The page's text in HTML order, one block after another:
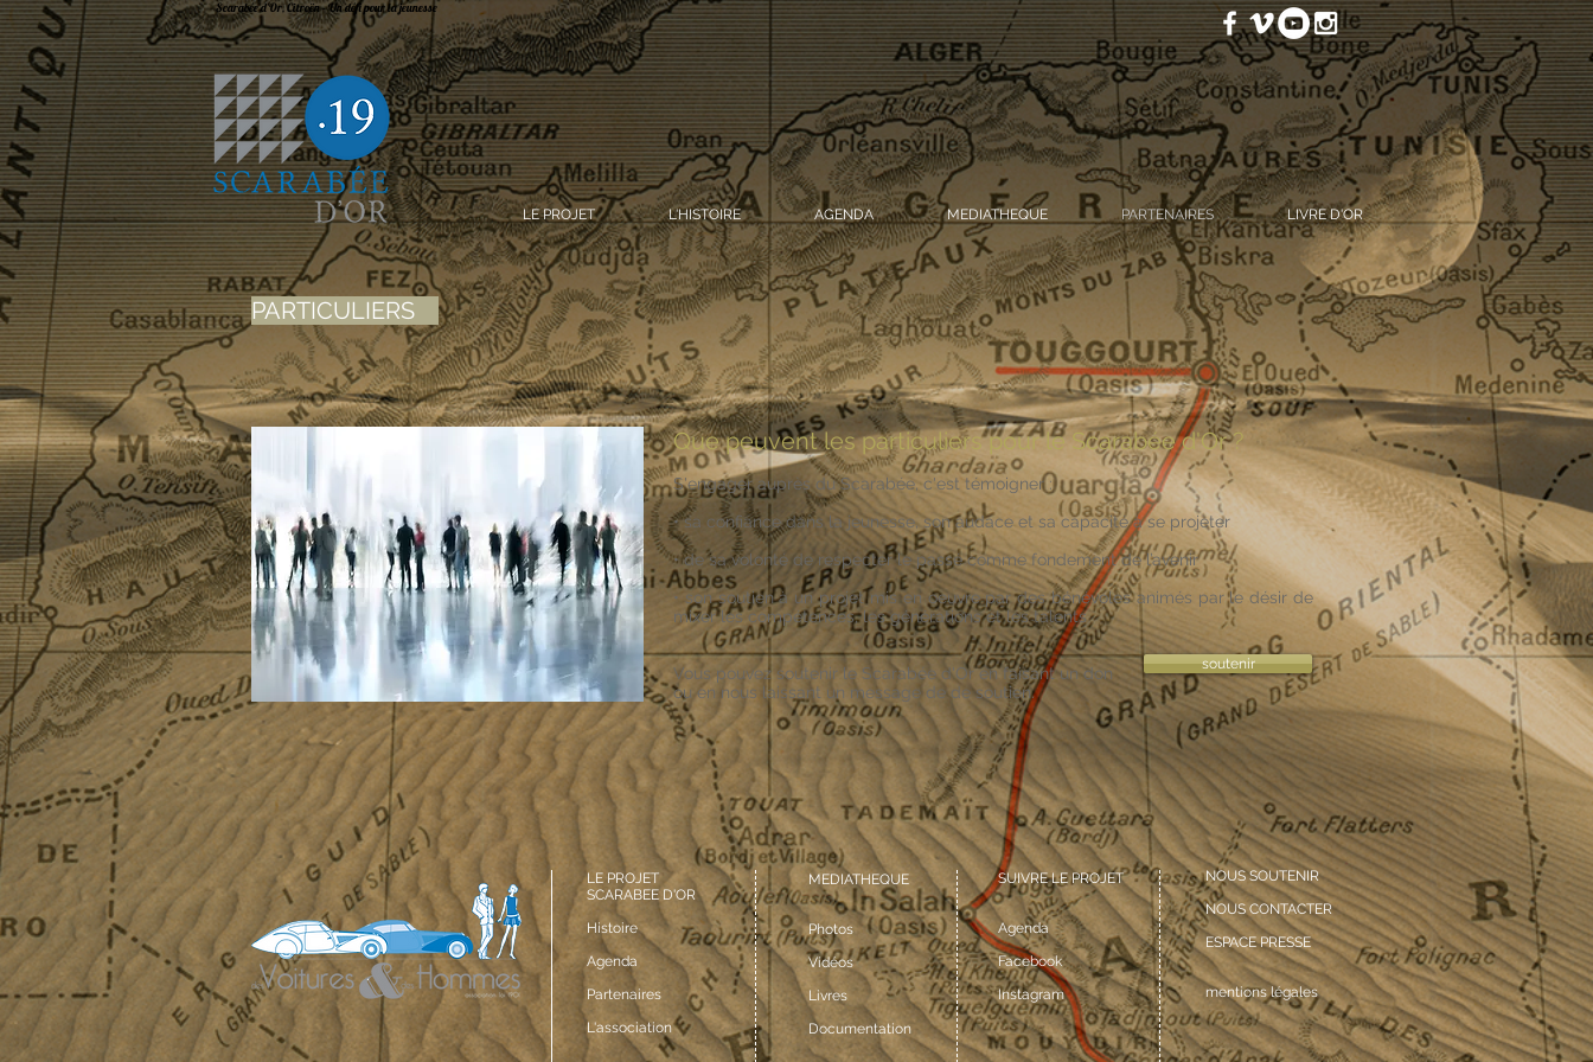
Scarabée d'Or, Citroën - Un défi pour la jeunesse
LE PROJET L'HISTOIRE AGENDA MEDIATHEQUE PARTENAIRES LIVRE D'OR
PARTICULIERS
Que peuvent les particuliers pour le Scarabée d'Or ?
S'engager auprès du Scarabée, c'est témoigner :
• sa confiance dans la jeunesse, son audace et sa capacité à se projeter
• de sa volonté de respecter le passé comme fondement de l’avenir
• son soutien à un projet mis en oeuvre par des bénévoles animés par le désir de
mixer les compétences, les générations et les talents
Vous pouvez soutenir le Scarabée d'Or en faisant un don
ou en nous laissant un message de de soutien.
soutenir
LE PROJET
SCARABEE D'OR
Histoire
Agenda
Partenaires
L'association
MEDIATHEQUE
Photos
Vidéos
Livres
Documentation
SUIVRE LE PROJET
Agenda
Facebook
Instagram
NOUS SOUTENIR
NOUS CONTACTER
ESPACE PRESSE
mentions légales